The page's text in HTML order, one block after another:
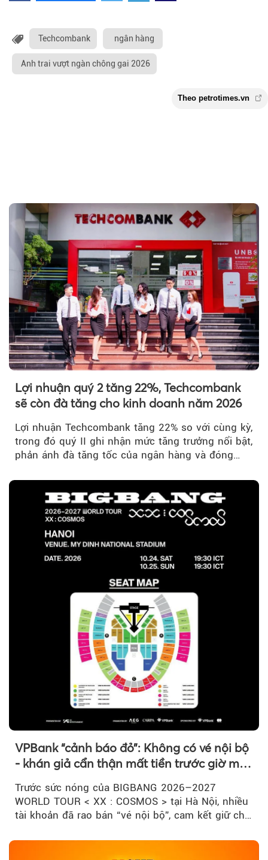
Techcombank ngân hàng
Anh trai vượt ngàn chông gai 2026
Theo
Lợi nhuận quý 2 tăng 22%, Techcombank
sẽ còn đà tăng cho kinh doanh năm 2026
Lợi nhuận Techcombank tăng 22% so với cùng kỳ,
trong đó quý II ghi nhận mức tăng trưởng nổi bật,
phản ánh đà tăng tốc của ngân hàng và đóng
VPBank “cảnh báo đỏ”: Không có vé nội bộ
- khán giả cẩn thận mất tiền trước giờ mở
Trước sức nóng của BIGBANG 2026–2027
WORLD TOUR < XX : COSMOS > tại Hà Nội, nhiều
tài khoản đã rao bán “vé nội bộ”, cam kết giữ chỗ